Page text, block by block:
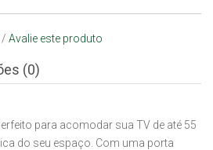
/ Avalie este produto
(0)
para acomodar sua TV de até 55
do seu espaço. Com uma porta